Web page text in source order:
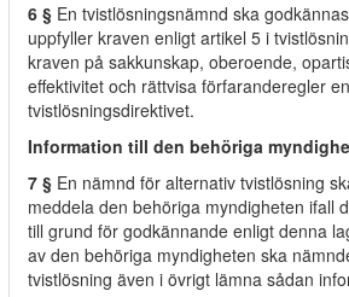
6 § En tvistlösningsnämnd ska
uppfyller kraven enligt artikel 5 i
kraven på sakkunskap, oberoende,
effektivitet och rättvisa förfaranderegler
tvistlösningsdirektivet.
Information till den behöriga
7 § En nämnd för alternativ tvistlösning
meddela den behöriga myndigheten ifall
till grund för godkännande enligt denna
av den behöriga myndigheten ska
tvistlösning även i övrigt lämna sådan